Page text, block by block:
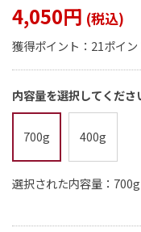
4,050円
獲得ポイント： 21ポイン
内容量を選択してくださ
700g 400g
選択された内容量：700g